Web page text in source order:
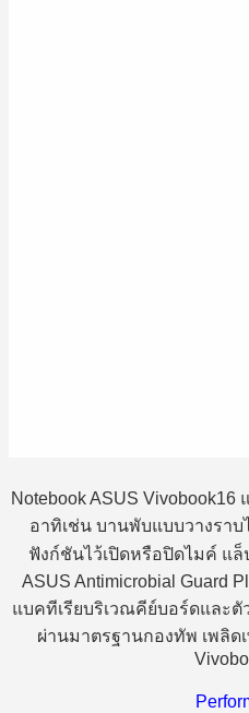
Notebook ASUS
อาทิเช่น บานพับแบบวางราบ
ฟังก์ชันไว้เปิดหรือปิดไมค์ แ
ASUS Antimicrobial Guard
แบคทีเรียบริเวณคีย์บอร์ดและ
ผ่านมาตรฐานกองทัพ เพลิ